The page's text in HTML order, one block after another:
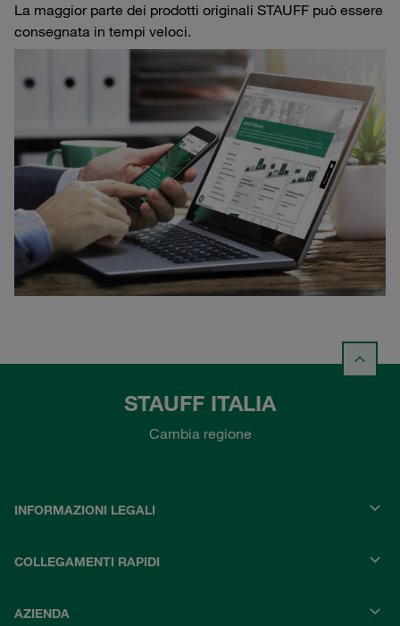
La maggior parte dei prodotti originali STAUFF può essere
consegnata in tempi veloci.
STAUFF ITALIA
Cambia regione
INFORMAZIONI LEGALI
COLLEGAMENTI RAPIDI
AZIENDA